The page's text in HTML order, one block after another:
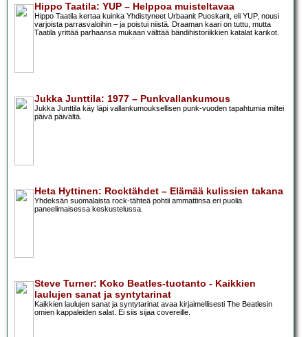
Hippo Taatila: YUP – Helppoa muisteltavaa
Hippo Taatila kertaa kuinka Yhdistyneet Urbaanit Puoskarit, eli YUP, nousi
varjoista parrasvaloihin – ja poistui niistä. Draaman kaari on tuttu, mutta
Taatila yrittää parhaansa mukaan välttää bändihistoriikkien katalat karikot.
Jukka Junttila: 1977 – Punkvallankumous
Jukka Junttila käy läpi vallankumouksellisen punk-vuoden tapahtumia miltei
päivä päivältä.
Heta Hyttinen: Rocktähdet – Elämää kulissien takana
Yhdeksän suomalaista rock-tähteä pohtii ammattinsa eri puolia
paneelimaisessa keskustelussa.
Steve Turner: Koko Beatles-tuotanto - Kaikkien
laulujen sanat ja syntytarinat
Kaikkien laulujen sanat ja syntytarinat avaa kirjaimellisesti The Beatlesin
omien kappaleiden salat. Ei siis sijaa covereille.